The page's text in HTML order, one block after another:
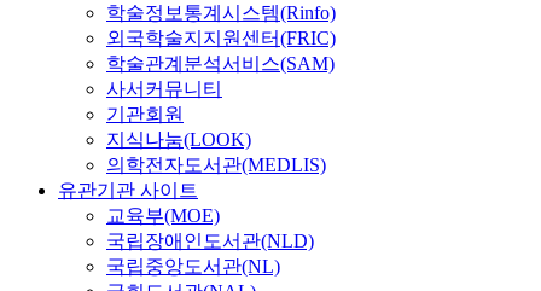
(Hwang 1985) According
to Mooji and others, in
학술정보통계시스템(Rinfo)
외국학술지지원센터(FRIC)
학술관계분석서비스(SAM)
사서커뮤니티
기관회원
지식나눔(LOOK)
의학전자도서관(MEDLIS)
유관기관 사이트
교육부(MOE)
국립장애인도서관(NLD)
국립중앙도서관(NL)